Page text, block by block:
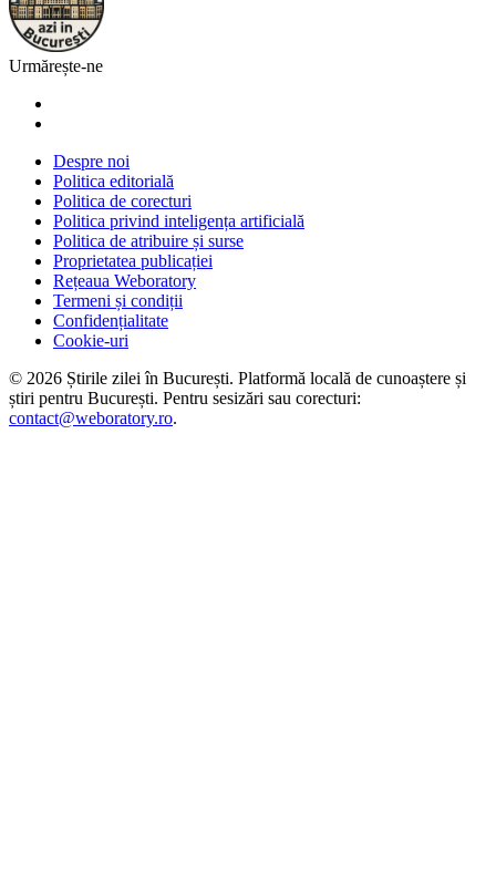
Urmărește-ne
Despre noi
Politica editorială
Politica de corecturi
Politica privind inteligența artificială
Politica de atribuire și surse
Proprietatea publicației
Rețeaua Weboratory
Termeni și condiții
Confidențialitate
Cookie-uri
© 2026 Știrile zilei în București. Platformă locală de cunoaștere și
știri pentru București. Pentru sesizări sau corecturi:
contact@weboratory.ro.